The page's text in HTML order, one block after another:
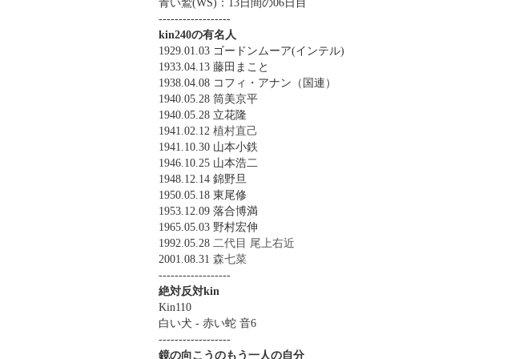
青い鷲(WS)：13日間の06日目
------------------
kin240の有名人
1929.01.03 ゴードンムーア(インテル)
1933.04.13 藤田まこと
1938.04.08 コフィ・アナン（国連）
1940.05.28 筒美京平
1940.05.28 立花隆
1941.02.12 植村直己
1941.10.30 山本小鉄
1946.10.25 山本浩二
1948.12.14 錦野旦
1950.05.18 東尾修
1953.12.09 落合博満
1965.05.03 野村宏伸
1992.05.28 二代目 尾上右近
2001.08.31 森七菜
------------------
絶対反対kin
Kin110
白い犬 - 赤い蛇 音6
------------------
鏡の向こうのもう一人の自分